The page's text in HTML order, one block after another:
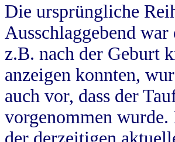
Die ursprüngliche
Ausschlaggebend
z.B. nach der Geburt
anzeigen konnten,
auch vor, dass der
vorgenommen